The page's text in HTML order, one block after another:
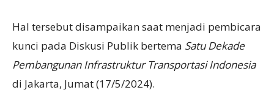
Hal tersebut disampaikan saat menjadi pembicara
kunci pada Diskusi Publik bertema Satu Dekade
Pembangunan Infrastruktur Transportasi Indonesia
di Jakarta, Jumat (17/5/2024).